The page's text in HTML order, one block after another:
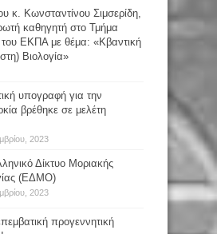
κ. Κωνσταντίνου Σιμσερίδη,
καθηγητή στο Τμήμα
ΕΚΠΑ με θέμα: «Κβαντική
Βιολογία»
υπογραφή για την
βρέθηκε σε μελέτη
2023
Δίκτυο Μοριακής
(ΕΔΜΟ)
2023
προγεννητική